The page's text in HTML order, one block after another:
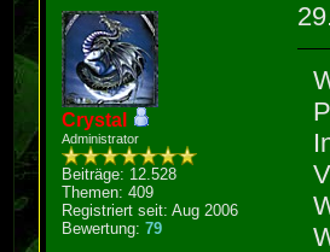
Crystal
Administrator
Beiträge: 12.528
Themen: 409
Registriert seit: Aug 2006
Bewertung:79